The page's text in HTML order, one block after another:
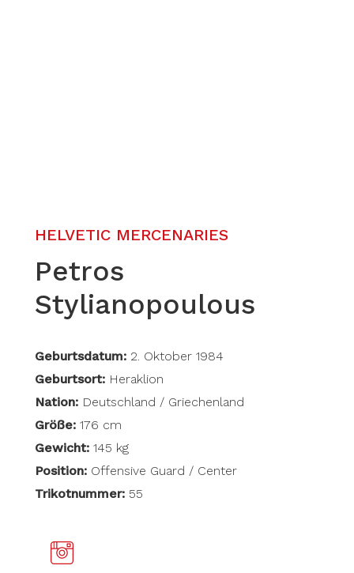
HELVETIC MERCENARIES
Petros
Stylianopoulous
Geburtsdatum: 2. Oktober 1984
Geburtsort: Heraklion
Nation: Deutschland / Griechenland
Größe:176 cm
Gewicht:145 kg
Position: Offensive Guard / Center
Trikotnummer: 55